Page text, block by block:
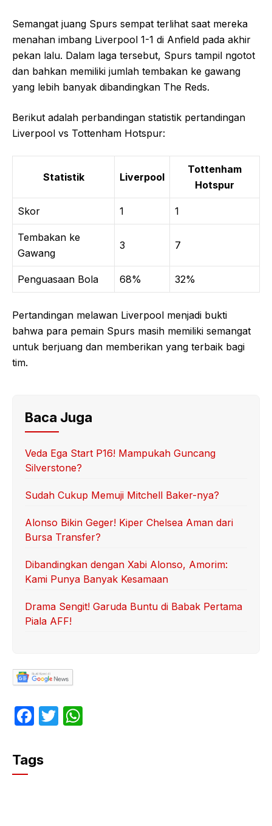
Semangat juang Spurs sempat terlihat saat mereka
menahan imbang Liverpool 1-1 di Anfield pada akhir
pekan lalu. Dalam laga tersebut, Spurs tampil ngotot
dan bahkan memiliki jumlah tembakan ke gawang
yang lebih banyak dibandingkan The Reds.
Berikut adalah perbandingan statistik pertandingan
Liverpool vs Tottenham Hotspur:
Statistik Liverpool
Tottenham
Hotspur
Skor 1 1
Tembakan ke
Gawang
3 7
Penguasaan Bola 68% 32%
Pertandingan melawan Liverpool menjadi bukti
bahwa para pemain Spurs masih memiliki semangat
untuk berjuang dan memberikan yang terbaik bagi
tim.
Baca Juga
Veda Ega Start P16! Mampukah Guncang
Silverstone?
Sudah Cukup Memuji Mitchell Baker-nya?
Alonso Bikin Geger! Kiper Chelsea Aman dari
Bursa Transfer?
Dibandingkan dengan Xabi Alonso, Amorim:
Kami Punya Banyak Kesamaan
Drama Sengit! Garuda Buntu di Babak Pertama
Piala AFF!
F
c
e
T
Tags